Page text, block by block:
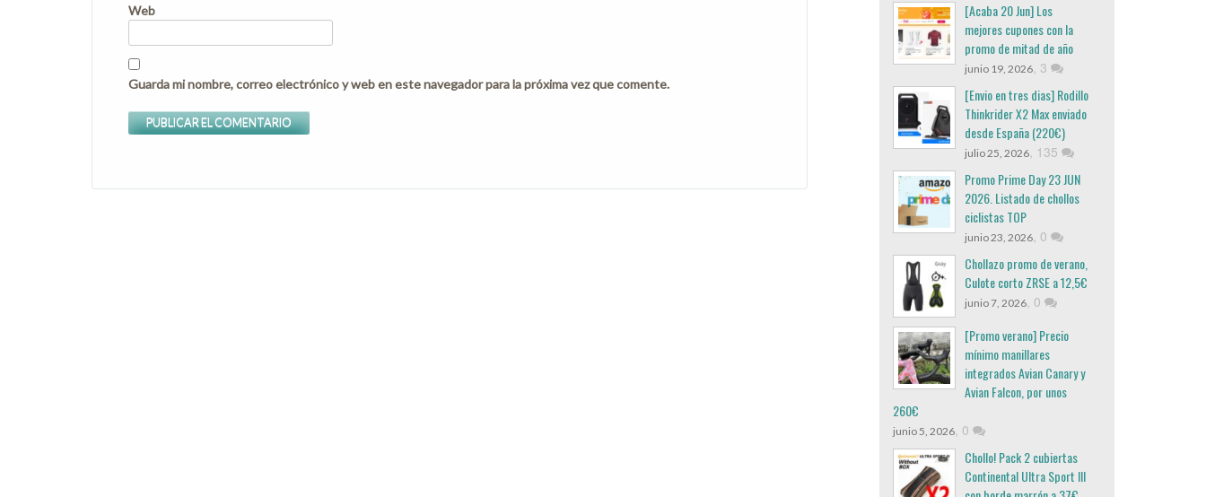
Web
Guarda mi nombre, correo electrónico y web en este navegador para la próxima vez que comente.
[Acaba 20 Jun] Los
mejores cupones con la
promo de mitad de año
junio 19, 2026, 3
[Envio en tres dias] Rodillo
Thinkrider X2 Max enviado
desde España (220€)
julio 25, 2026, 135
Promo Prime Day 23 JUN
2026. Listado de chollos
ciclistas TOP
junio 23, 2026, 0
Chollazo promo de verano,
Culote corto ZRSE a 12,5€
junio 7, 2026, 0
[Promo verano] Precio
mínimo manillares
integrados Avian Canary y
Avian Falcon, por unos
260€
junio 5, 2026, 0
Chollo! Pack 2 cubiertas
Continental Ultra Sport III